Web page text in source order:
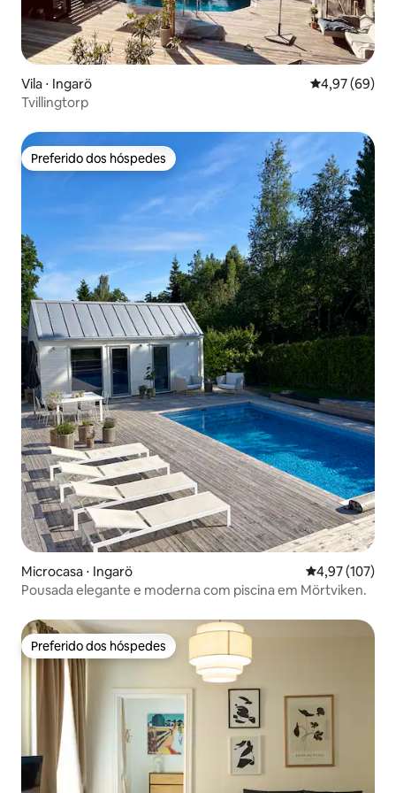
Vila ⋅ Ingarö 4,97 de uma
4,97 (69)
Tvillingtorp
Preferido dos hóspedes
Preferido dos hóspedes
Microcasa ⋅ Ingarö 4,97 de uma
4,97 (107)
Pousada elegante e moderna com piscina em Mörtviken.
Preferido dos hóspedes
Preferido dos hóspedes